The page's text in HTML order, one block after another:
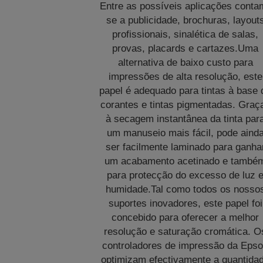
Entre as possíveis aplicações
se a publicidade, brochuras,
profissionais, sinalética de salas,
provas, placards e cartazes.Uma
alternativa de baixo custo para
impressões de alta resolução, este
papel é adequado para tintas à base
corantes e tintas pigmentadas.
à secagem instantânea da tinta
um manuseio mais fácil, pode
ser facilmente laminado para
um acabamento acetinado e
para protecção do excesso de luz e
humidade.Tal como todos os
suportes inovadores, este papel foi
concebido para oferecer a melhor
resolução e saturação cromática.
controladores de impressão da
optimizam efectivamente a